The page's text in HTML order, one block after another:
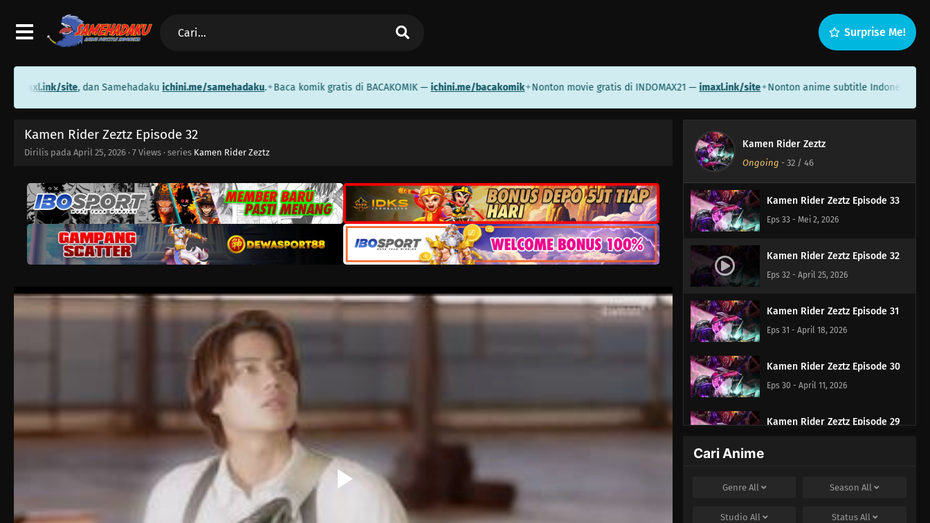
Surprise Me!
site, dan Samehadakuichini.me/samehadaku.✦Baca komik gratis di BACAKOMIK —ichini.me/bacakomik✦Nonton movie gratis di INDOMAX21 —imaxl.ink/site✦Nonton anime subtitle Indonesia di
Kamen Rider Zeztz Episode 32
Dirilis pada April 25, 2026 · 7 Views · series Kamen Rider Zeztz
Kamen Rider Zeztz
Ongoing - 32/ 46
Kamen Rider Zeztz Episode 36
Eps 36 - Mei 23, 2026
Kamen Rider Zeztz Episode 35
Eps 35 - Mei 17, 2026
Kamen Rider Zeztz Episode 34
Eps 34 - Mei 10, 2026
Kamen Rider Zeztz Episode 33
Eps 33 - Mei 2, 2026
Kamen Rider Zeztz Episode 32
Eps 32 - April 25, 2026
Kamen Rider Zeztz Episode 31
Eps 31 - April 18, 2026
Kamen Rider Zeztz Episode 30
Eps 30 - April 11, 2026
Kamen Rider Zeztz Episode 29
Cari Anime
Genre All SeasonAll
StudioAll Status All